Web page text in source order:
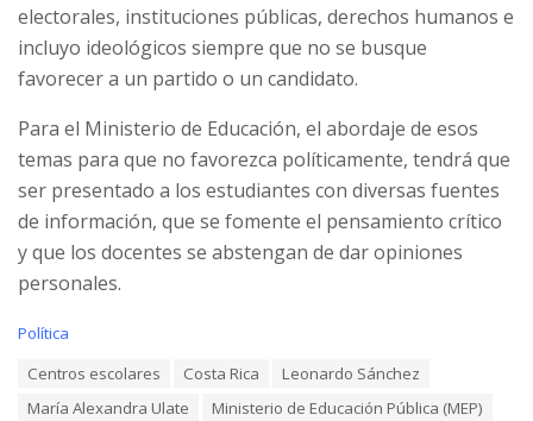
electorales, instituciones públicas, derechos humanos e
incluyo ideológicos siempre que no se busque
favorecer a un partido o un candidato.
Para el Ministerio de Educación, el abordaje de esos
temas para que no favorezca políticamente, tendrá que
ser presentado a los estudiantes con diversas fuentes
de información, que se fomente el pensamiento crítico
y que los docentes se abstengan de dar opiniones
personales.
C
Política
Centros escolares Costa Rica
Leonardo Sánchez
María Alexandra Ulate
Ministerio de Educación Pública (MEP)